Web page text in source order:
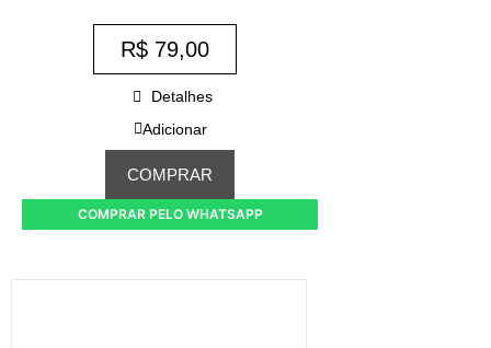
R$79,00
Detalhes
Adicionar
COMPRAR
COMPRAR PELO WHATSAPP